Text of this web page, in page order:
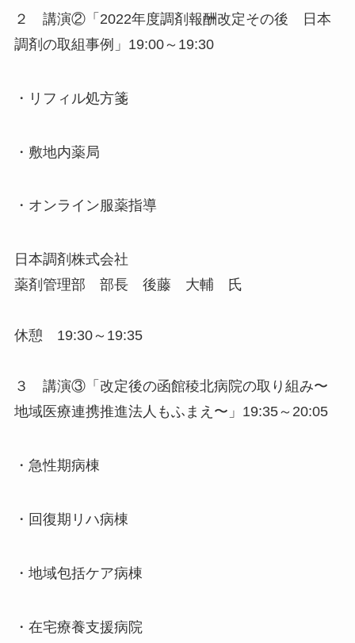
２ 講演②「2022年度調剤報酬改定その後 日本
調剤の取組事例」19:00～19:30
・リフィル処方箋
・敷地内薬局
・オンライン服薬指導
日本調剤株式会社
薬剤管理部 部長 後藤 大輔 氏
休憩 19:30～19:35
３ 講演③「改定後の函館稜北病院の取り組み〜
地域医療連携推進法人もふまえ〜」19:35～20:05
・急性期病棟
・回復期リハ病棟
・地域包括ケア病棟
・在宅療養支援病院